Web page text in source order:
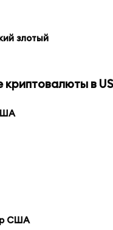
злотый
криптовалюты в
США